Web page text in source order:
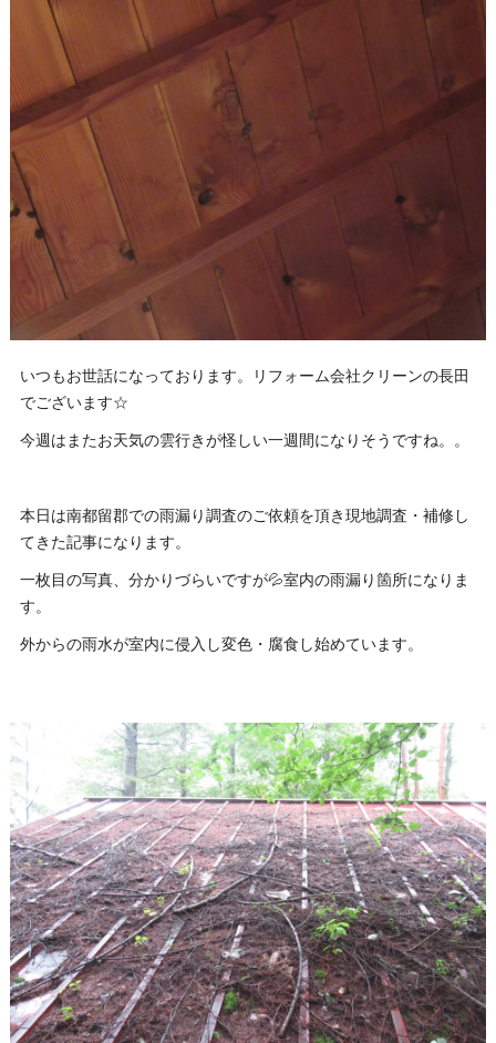
いつもお世話になっております。リフォーム会社クリーンの長田
でございます☆
今週はまたお天気の雲行きが怪しい一週間になりそうですね。。
本日は南都留郡での雨漏り調査のご依頼を頂き現地調査・補修し
てきた記事になります。
一枚目の写真、分かりづらいですが💦室内の雨漏り箇所になりま
す。
外からの雨水が室内に侵入し変色・腐食し始めています。